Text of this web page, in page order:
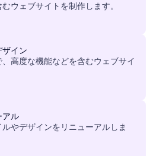
ウェブサイトを制作します。
イン
高度な機能などを含むウェブサイ
アル
やデザインをリニューアルしま